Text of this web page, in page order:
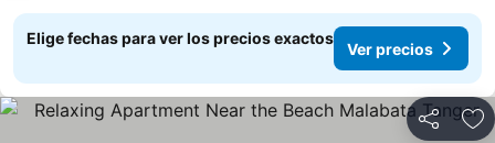
Elige fechas para ver los precios exactos
Ver precios
Compartir